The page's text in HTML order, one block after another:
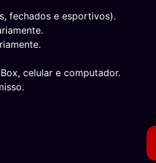
fechados e esportivos).
celular e computador.